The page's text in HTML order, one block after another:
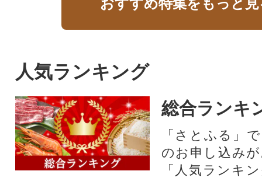
人気ランキング
総合ランキ
「さとふる」
のお申し込み
「人気ランキ